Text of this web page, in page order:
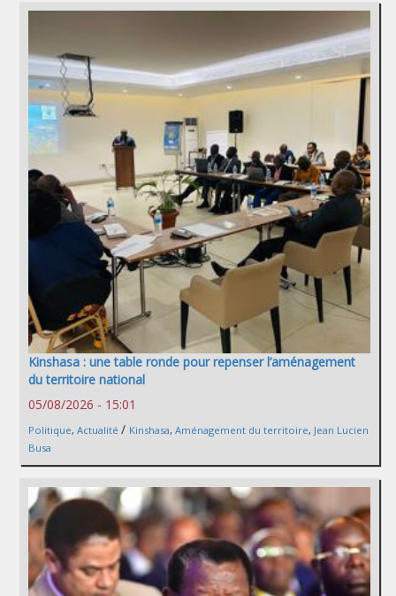
Kinshasa : une table ronde pour repenser l’aménagement
du territoire national
05/08/2026 - 15:01
Politique, Actualité / Kinshasa, Aménagement du territoire, Jean Lucien
Busa